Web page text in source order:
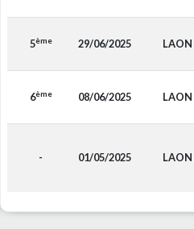
5ème 29/06/2025 LAON
6ème 08/06/2025 LAON
- 01/05/2025 LAON